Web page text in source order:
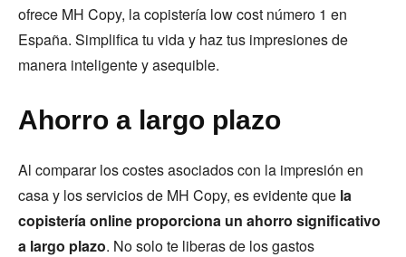
ofrece MH Copy, la copistería low cost número 1 en
España. Simplifica tu vida y haz tus impresiones de
manera inteligente y asequible.
Ahorro a largo plazo
Al comparar los costes asociados con la impresión en
casa y los servicios de MH Copy, es evidente que la
copistería online proporciona un ahorro significativo
a largo plazo. No solo te liberas de los gastos